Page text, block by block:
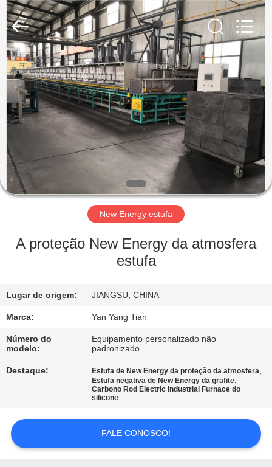
PARA
CASA
PRODUTOS
VÍDEOS
SOBRE
VISITA
FÁBRICA
CONTROLE
DE
QUALIDADE
NOTÍCIAS
CASOS
Sunny
Furnace
Co.,
Ltd.
Rights
Reserved.
New Energy estufa
A proteção New Energy da atmosfera
estufa
Lugar de origem: JIANGSU, CHINA
Marca: Yan Yang Tian
Número do
modelo:
Equipamento personalizado não
padronizado
Destaque: Estufa de New Energy da proteção da atmosfera,
Estufa negativa de New Energy da grafite,
Carbono Rod Electric Industrial Furnace do
silicone
FALE CONOSCO!